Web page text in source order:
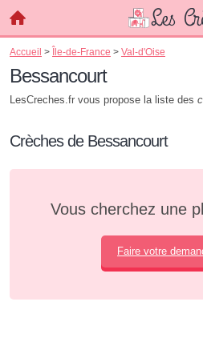
Accueil > Île-de-France > Val-d'Oise
Bessancourt
LesCreches.fr vous propose la liste des
Crèches de Bessancourt
Vous cherchez une
Faire votre